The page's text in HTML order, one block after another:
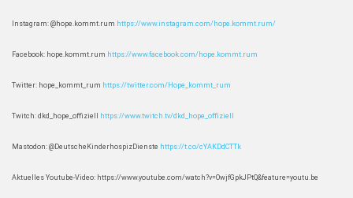
Instagram: @hope.kommt.rum https://www.instagram.com/hope.kommt.rum/
Facebook: hope.kommt.rum https://www.facebook.com/hope.kommt.rum
Twitter: hope_kommt_rum https://twitter.com/Hope_kommt_rum
Twitch: dkd_hope_offiziell https://www.twitch.tv/dkd_hope_offiziell
Mastodon: @DeutscheKinderhospizDienste https://t.co/cYAKDdCTTk
Aktuelles Youtube-Video: https://www.youtube.com/watch?v=OwjfGpkJPtQ&feature=youtu.be